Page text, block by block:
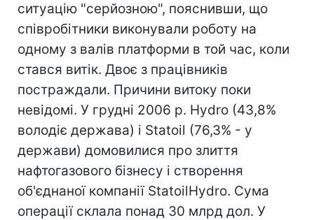
ситуацію "серйозною", пояснивши, що
співробітники виконували роботу на
одному з валів платформи в той час, коли
стався витік. Двоє з працівників
постраждали. Причини витоку поки
невідомі. У грудні 2006 р. Hydro (43,8%
володіє держава) і Statoil (76,3% - у
держави) домовилися про злиття
нафтогазового бізнесу і створення
об'єднаної компанії StatoilHydro. Сума
операції склала понад 30 млрд дол. У